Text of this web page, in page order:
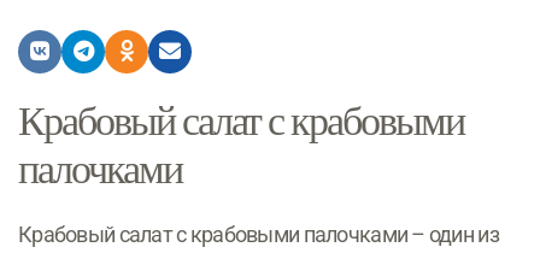
Крабовый салат с крабовыми
палочками
Крабовый салат с крабовыми палочками – один из